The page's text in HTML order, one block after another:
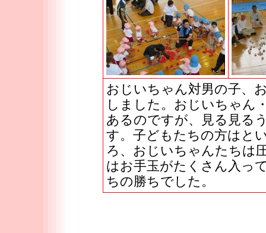
おじいちゃん対男の子、
しました。おじいちゃん
あるのですが、見る見る
す。子どもたちの方はと
ろ、おじいちゃんたちは
はお手玉がたくさん入っ
ちの勝ちでした。